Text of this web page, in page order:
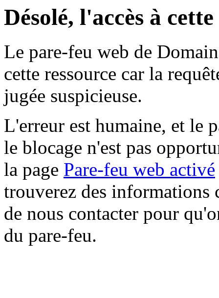
Désolé, l'accès à
Le pare-feu web de
cette ressource car la
jugée suspicieuse.
L'erreur est humaine, et le
le blocage n'est pas
la page Pare-feu web activé
trouverez des informations
de nous contacter pour
du pare-feu.